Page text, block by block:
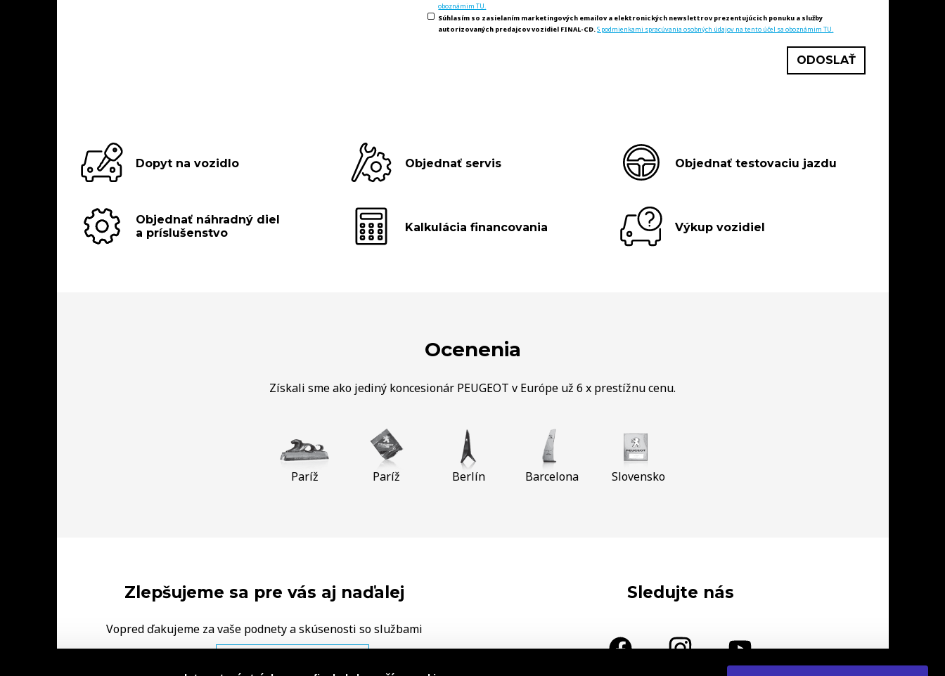
oboznámim TU.
Súhlasím so zasielaním marketingových emailov a elektronických newslettrov prezentujúcich ponuku a služby
autorizovaných predajcov vozidiel FINAL-CD. S podmienkami spracúvania osobných údajov na tento účel sa oboznámim TU.
Dopyt na vozidlo Objednať servis Objednať testovaciu jazdu
Objednať náhradný diel
a príslušenstvo
Kalkulácia financovania Výkup vozidiel
Ocenenia
Získali sme ako jediný koncesionár PEUGEOT v Európe už 6 x prestížnu cenu.
Paríž Paríž Berlín Barcelona Slovensko
Zlepšujeme sa pre vás aj naďalej
Vopred ďakujeme za vaše podnety a skúsenosti so službami
FINAL‑CD.
Sledujte nás